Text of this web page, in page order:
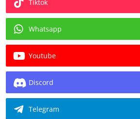
Tiktok
Whatsapp
Youtube
Discord
Telegram